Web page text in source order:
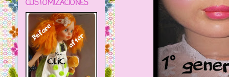
CUSTOMIZACIONES